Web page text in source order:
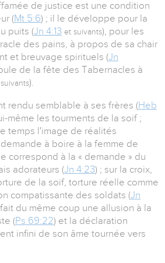
de justice est une condition
(Mt 5:6) ; il le développe pour la
puits (Jn 4:13 et suivants), pour les
des pains, à propos de sa chair
et breuvage spirituels (Jn
de la fête des Tabernacles à
).
rendu semblable à ses frères (Heb
même les tourments de la soif ;
temps l'image de réalités
à boire à la femme de
correspond à la « demande » du
adorateurs (Jn 4:23) ; sur la croix,
de la soif, torture réelle comme
compatissante des soldats (Jn
du même coup une allusion à la
(Ps 69:22) et la déclaration
infini de son âme tournée vers